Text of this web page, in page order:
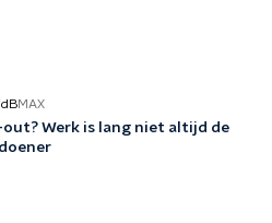
MAX
out? Werk is lang niet altijd de